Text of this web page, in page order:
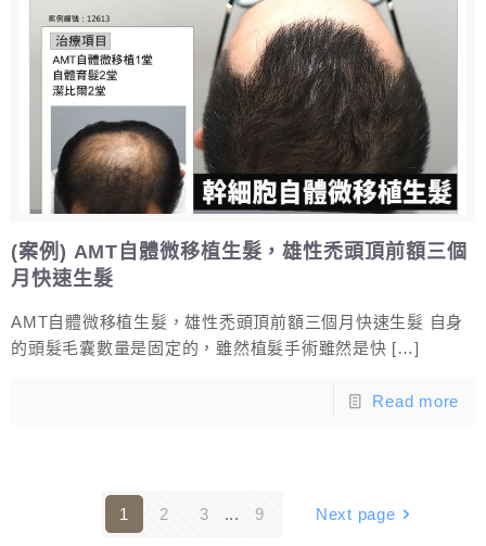
(案例) AMT自體微移植生髮，雄性禿頭頂前額三個
月快速生髮
AMT自體微移植生髮，雄性禿頭頂前額三個月快速生髮 自身
的頭髮毛囊數量是固定的，雖然植髮手術雖然是快 […]
Read more
1 2 3 ... 9 Next page